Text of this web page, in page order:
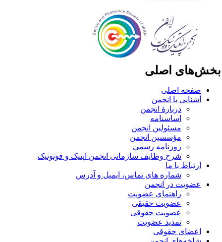
اصلی
صفحه اصلی
آشنایی با انجمن
دربارۀ انجمن
اساسنامه
مسئولین انجمن
مؤسسین انجمن
روزنامه رسمی
شرح وظایف سازمانی انجمن اپتیک و فوتونیک
ارتباط با ما
شماره های تماس، ایمیل و آدرس
عضویت در انجمن
راهنمای عضویت
عضویت حقیقی
عضویت حقوقی
تمدید عضویت
اعضای حقوقی